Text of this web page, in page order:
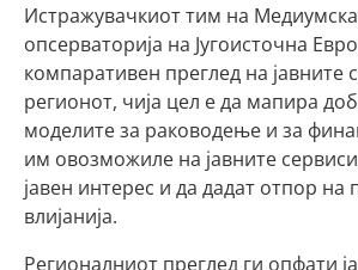
Истражувачкиот тим на
опсерваторија на Југоисточна
компаративен преглед на јавните
регионот, чија цел е да мапира
моделите за раководење и за
им овозможиле на јавните
јавен интерес и да дадат отпор на
влијанија.
Регионалниот преглед ги опфати